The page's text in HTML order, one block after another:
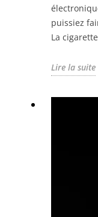
puissiez
La
Lire la suite